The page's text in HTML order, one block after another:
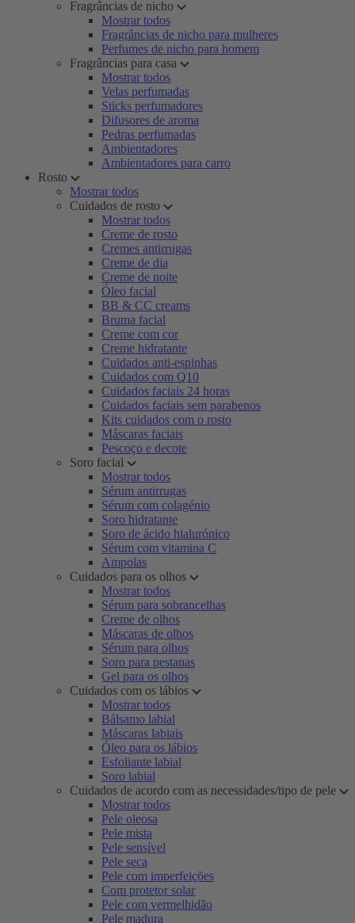
Fragrâncias de nicho
Mostrar todos
Fragrâncias de nicho para mulheres
Perfumes de nicho para homem
Fragrâncias para casa
Mostrar todos
Velas perfumadas
Sticks perfumadores
Difusores de aroma
Pedras perfumadas
Ambientadores
Ambientadores para carro
Rosto
Mostrar todos
Cuidados de rosto
Mostrar todos
Creme de rosto
Cremes antirrugas
Creme de dia
Creme de noite
Óleo facial
BB & CC creams
Bruma facial
Creme com cor
Creme hidratante
Cuidados anti-espinhas
Cuidados com Q10
Cuidados faciais 24 horas
Cuidados faciais sem parabenos
Kits cuidados com o rosto
Máscaras faciais
Pescoço e decote
Soro facial
Mostrar todos
Sérum antirrugas
Sérum com colagénio
Soro hidratante
Soro de ácido hialurónico
Sérum com vitamina C
Ampolas
Cuidados para os olhos
Mostrar todos
Sérum para sobrancelhas
Creme de olhos
Máscaras de olhos
Sérum para olhos
Soro para pestanas
Gel para os olhos
Cuidados com os lábios
Mostrar todos
Bálsamo labial
Máscaras labiais
Óleo para os lábios
Esfoliante labial
Soro labial
Cuidados de acordo com as necessidades/tipo de pele
Mostrar todos
Pele oleosa
Pele mista
Pele sensível
Pele seca
Pele com imperfeições
Com protetor solar
Pele com vermelhidão
Pele madura